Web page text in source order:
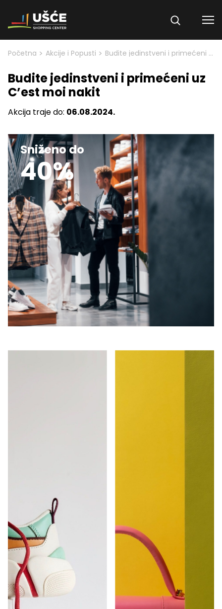
Skip to content
Početna > Akcije i Popusti > Budite jedinstveni i primećeni uz C’est moi nakit
Budite jedinstveni i primećeni uz
C’est moi nakit
Akcija traje do: 06.08.2024.
Sniženo do
40%